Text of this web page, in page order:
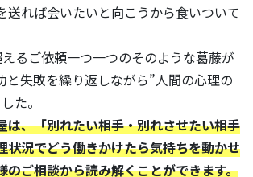
送れば会いたいと向こうから食いついて
るご依頼一つ一つのそのような葛藤が
と失敗を繰り返しながら”人間の心理の
た。
は、「別れたい相手・別れさせたい相手
状況でどう働きかけたら気持ちを動かせ
のご相談から読み解くことができます。